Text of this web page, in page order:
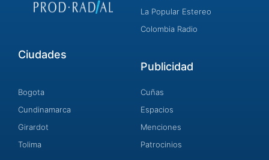
La Popular Estereo
Colombia Radio
Ciudades
Bogota
Cundinamarca
Girardot
Tolima
Publicidad
Cuñas
Espacios
Menciones
Patrocinios